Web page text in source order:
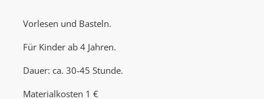
Vorlesen und Basteln.
Für Kinder ab 4 Jahren.
Dauer: ca. 30-45 Stunde.
Materialkosten 1 €